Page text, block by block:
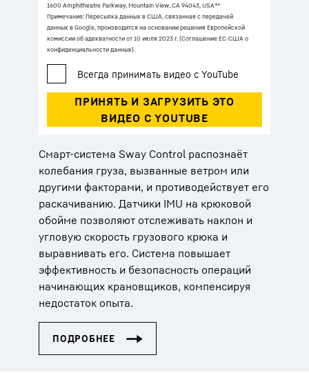
1600 Amphitheatre Parkway, Mountain View, CA 94043, USA**
Примечание: Пересылка данных в США, связанная с передачей
данных в Google, производится на основании решения Европейской
комиссии об адекватности от 10 июля 2023 г. (Соглашение ЕС-США о
конфиденциальности данных).
Смарт-система Sway Control распознаёт
колебания груза, вызванные ветром или
другими факторами, и противодействует его
раскачиванию. Датчики IMU на крюковой
обойме позволяют отслеживать наклон и
угловую скорость грузового крюка и
выравнивать его. Система повышает
эффективность и безопасность операций
начинающих крановщиков, компенсируя
недостаток опыта.